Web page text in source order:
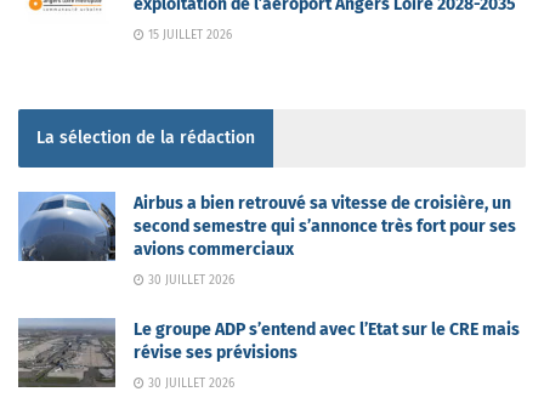
15 JUILLET 2026
La sélection de la rédaction
Airbus a bien retrouvé sa vitesse de croisière, un
second semestre qui s’annonce très fort pour ses
avions commerciaux
30 JUILLET 2026
Le groupe ADP s’entend avec l’Etat sur le CRE mais
révise ses prévisions
30 JUILLET 2026